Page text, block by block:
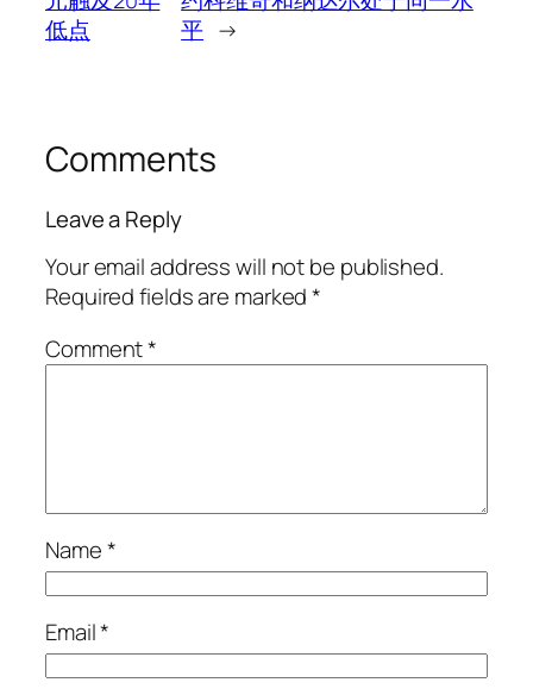
低点
平 →
Comments
Leave a Reply
Your email address will not be published.
Required fields are marked*
Comment*
Name*
Email*